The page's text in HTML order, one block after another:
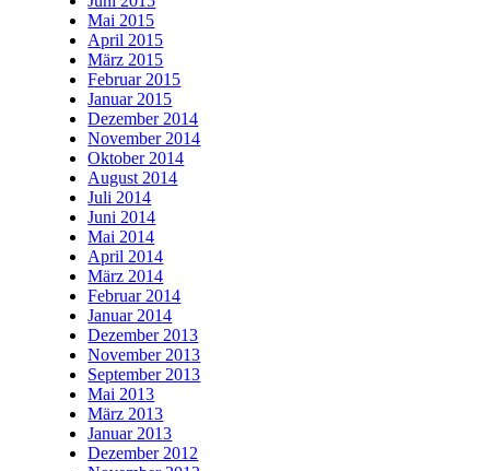
Mai 2015
April 2015
März 2015
Februar 2015
Januar 2015
Dezember 2014
November 2014
Oktober 2014
August 2014
Juli 2014
Juni 2014
Mai 2014
April 2014
März 2014
Februar 2014
Januar 2014
Dezember 2013
November 2013
September 2013
Mai 2013
März 2013
Januar 2013
Dezember 2012